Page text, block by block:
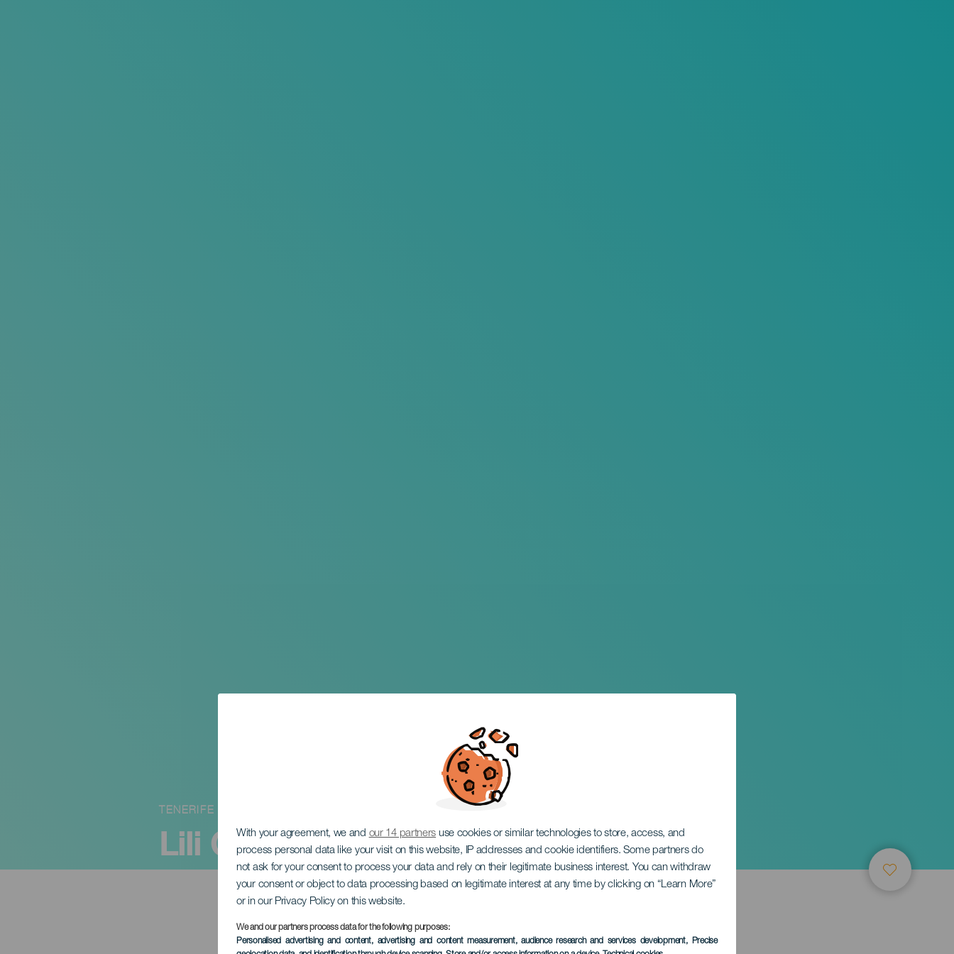
With your agreement, we and our 14 partners use cookies or similar technologies to store, access, and
process personal data like your visit on this website, IP addresses and cookie identifiers. Some partners do
not ask for your consent to process your data and rely on their legitimate business interest. You can withdraw
your consent or object to data processing based on legitimate interest at any time by clicking on “Learn More”
or in our Privacy Policy on this website.
We and our partners process data for the following purposes:
Personalised advertising and content, advertising and content measurement, audience research and services development, Precise
Lili Quintana: Tacones prohibidos
TENERIFE
KORÁBBI ESEMÉNY